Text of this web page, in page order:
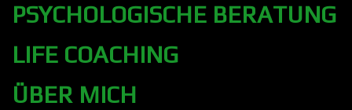
PSYCHOLOGISCHE BERATUNG
LIFE COACHING
ÜBER MICH